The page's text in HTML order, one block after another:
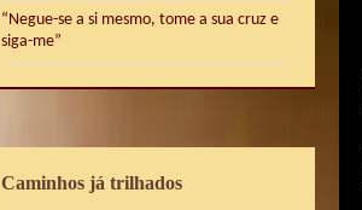
“Negue-se a si mesmo, tome a sua cruz e
siga-me”
Caminhos já trilhados